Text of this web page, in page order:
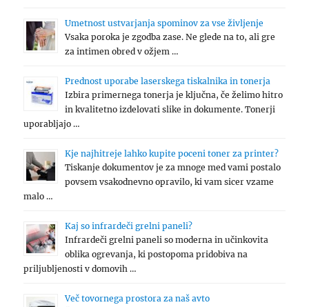
Umetnost ustvarjanja spominov za vse življenje
Vsaka poroka je zgodba zase. Ne glede na to, ali gre
za intimen obred v ožjem …
Prednost uporabe laserskega tiskalnika in tonerja
Izbira primernega tonerja je ključna, če želimo hitro
in kvalitetno izdelovati slike in dokumente. Tonerji
uporabljajo …
Kje najhitreje lahko kupite poceni toner za printer?
Tiskanje dokumentov je za mnoge med vami postalo
povsem vsakodnevno opravilo, ki vam sicer vzame
malo …
Kaj so infrardeči grelni paneli?
Infrardeči grelni paneli so moderna in učinkovita
oblika ogrevanja, ki postopoma pridobiva na
priljubljenosti v domovih …
Več tovornega prostora za naš avto